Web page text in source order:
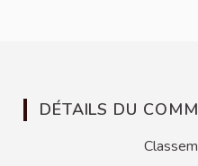
DÉTAILS DU